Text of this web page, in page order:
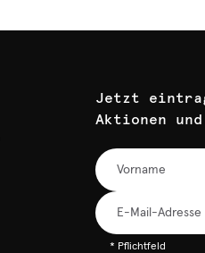
Jetzt
Aktionen
* Pflichtfeld